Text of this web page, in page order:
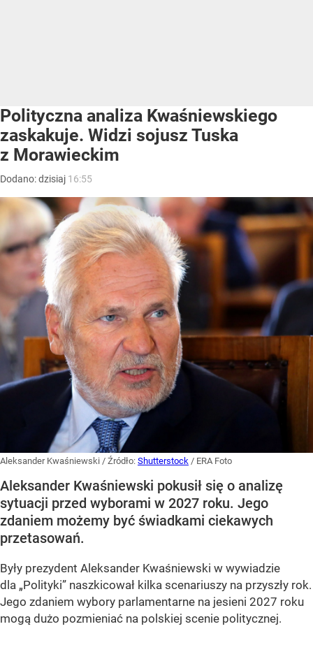
Polityczna analiza Kwaśniewskiego
zaskakuje. Widzi sojusz Tuska
z Morawieckim
Dodano:dzisiaj 16:55
Aleksander Kwaśniewski / Źródło: Shutterstock / ERA Foto
Aleksander Kwaśniewski pokusił się o analizę
sytuacji przed wyborami w 2027 roku. Jego
zdaniem możemy być świadkami ciekawych
przetasowań.
Były prezydent Aleksander Kwaśniewski w wywiadzie
dla „Polityki” naszkicował kilka scenariuszy na przyszły rok.
Jego zdaniem wybory parlamentarne na jesieni 2027 roku
mogą dużo pozmieniać na polskiej scenie politycznej.